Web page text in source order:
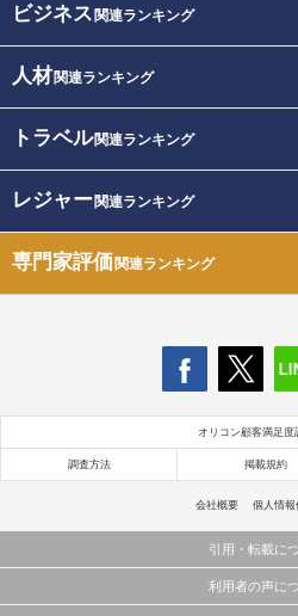
ビジネス 関連ランキング
人材関連ランキング
トラベル関連ランキング
レジャー関連ランキング
専門家評価関連ランキング
オリコン顧客満足度
調査方法 掲載規約
会社概要 個人情報
引用・転載に
当サイトで公開されている情報（文字、写真、イラ
利用者の声に